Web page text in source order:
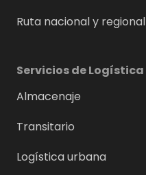
Ruta nacional y regional
Servicios de Logística
Almacenaje
Transitario
Logística urbana